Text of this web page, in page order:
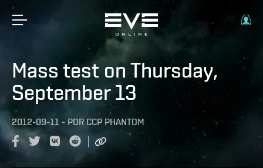
Mass test on Thursday,
September 13
2012-09-11 - POR CCP PHANTOM